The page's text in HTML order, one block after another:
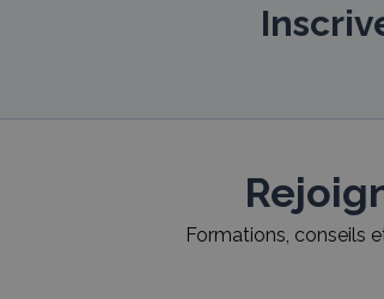
Formations, conseils